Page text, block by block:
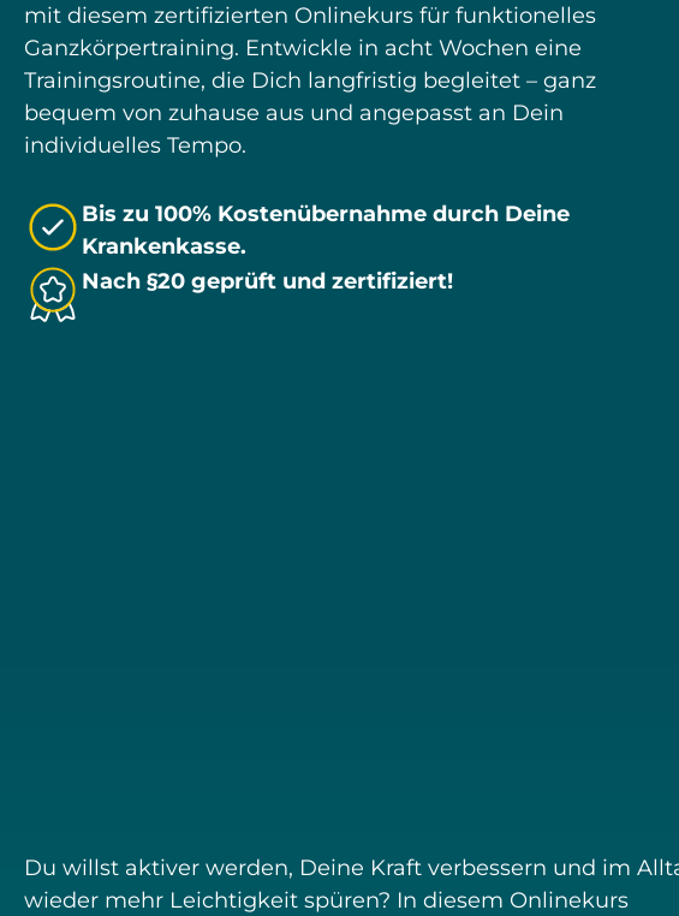
mit diesem zertifizierten Onlinekurs für funktionelles
Ganzkörpertraining. Entwickle in acht Wochen eine
Trainingsroutine, die Dich langfristig begleitet – ganz
bequem von zuhause aus und angepasst an Dein
individuelles Tempo.
Bis zu 100% Kostenübernahme durch Deine
Krankenkasse.
Nach §20 geprüft und zertifiziert!
Du willst aktiver werden, Deine Kraft verbessern und im
wieder mehr Leichtigkeit spüren? In diesem Onlinekurs